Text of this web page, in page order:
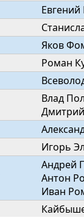
Яков
Роман
Влад
Игорь
Андрей
Антон
Иван